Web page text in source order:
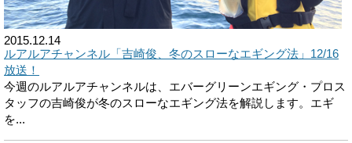
2015.12.14
ルアルアチャンネル「吉崎俊、冬のスローなエギング法」12/16
放送！
今週のルアルアチャンネルは、エバーグリーンエギング・プロス
タッフの吉崎俊が冬のスローなエギング法を解説します。エギ
を...